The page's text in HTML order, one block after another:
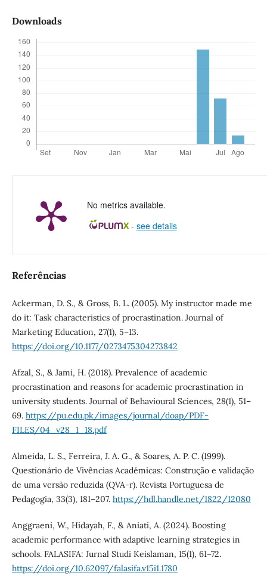
Downloads
No metrics available.
- see details
Referências
Ackerman, D. S., & Gross, B. L. (2005). My instructor made me
do it: Task characteristics of procrastination. Journal of
Marketing Education, 27(1), 5–13.
https://doi.org/10.1177/0273475304273842
Afzal, S., & Jami, H. (2018). Prevalence of academic
procrastination and reasons for academic procrastination in
university students. Journal of Behavioural Sciences, 28(1), 51–
69. https://pu.edu.pk/images/journal/doap/PDF-
FILES/04_v28_1_18.pdf
Almeida, L. S., Ferreira, J. A. G., & Soares, A. P. C. (1999).
Questionário de Vivências Académicas: Construção e validação
de uma versão reduzida (QVA-r). Revista Portuguesa de
Pedagogia, 33(3), 181–207. https://hdl.handle.net/1822/12080
Anggraeni, W., Hidayah, F., & Aniati, A. (2024). Boosting
academic performance with adaptive learning strategies in
schools. FALASIFA: Jurnal Studi Keislaman, 15(1), 61–72.
https://doi.org/10.62097/falasifa.v15i1.1780